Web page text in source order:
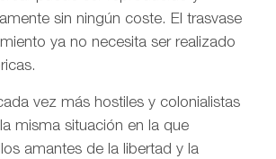
sin ningún coste. El trasvase
ya no necesita ser realizado
vez más hostiles y colonialistas
misma situación en la que
amantes de la libertad y la